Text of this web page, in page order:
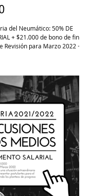
del Neumático: 50% DE
+ $21.000 de bono de fin de
Revisión para Marzo 2022 +...